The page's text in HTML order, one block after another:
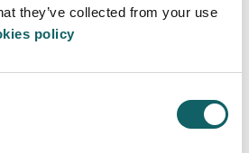
they’ve collected from your use
policy